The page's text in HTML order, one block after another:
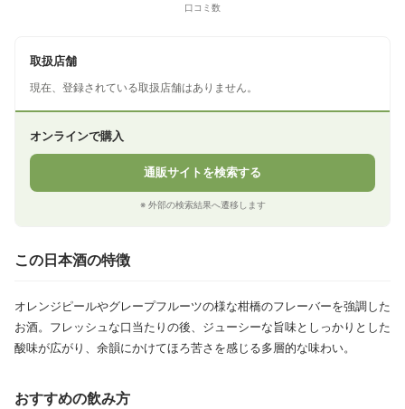
口コミ数
取扱店舗
現在、登録されている取扱店舗はありません。
オンラインで購入
通販サイトを検索する
※ 外部の検索結果へ遷移します
この日本酒の特徴
オレンジピールやグレープフルーツの様な柑橋のフレーバーを強調した
お酒。フレッシュな口当たりの後、ジューシーな旨味としっかりとした
酸味が広がり、余韻にかけてほろ苦さを感じる多層的な味わい。
おすすめの飲み方